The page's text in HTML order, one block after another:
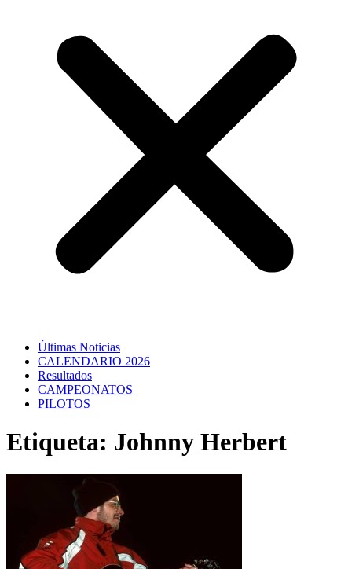
Últimas Noticias
CALENDARIO 2026
Resultados
CAMPEONATOS
PILOTOS
Etiqueta: Johnny Herbert